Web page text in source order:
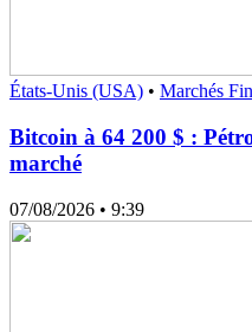
États-Unis (USA) • Marchés
Bitcoin à 64 200 $ :
marché
07/08/2026 • 9:39